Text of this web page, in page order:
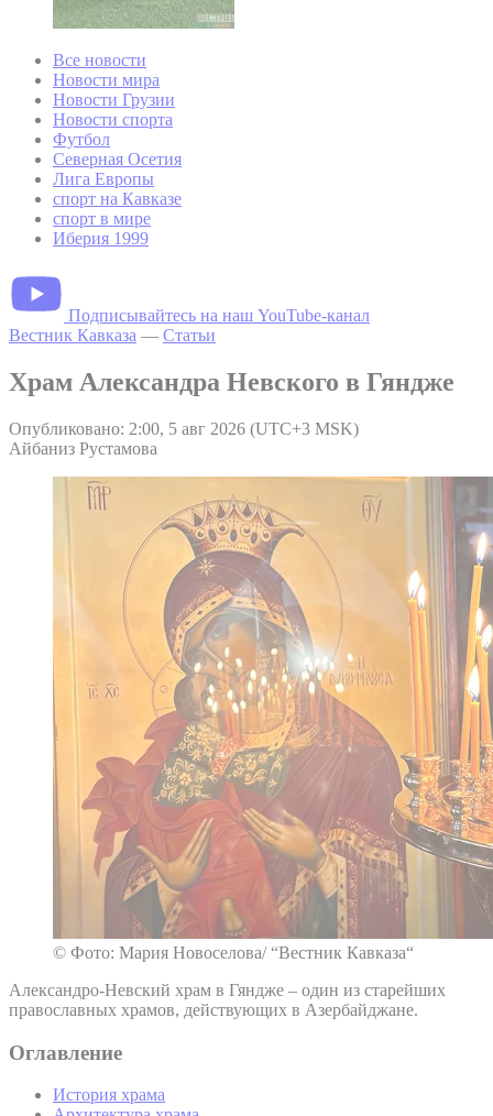
Все новости
Новости мира
Новости Грузии
Новости спорта
Футбол
Северная Осетия
Лига Европы
спорт на Кавказе
спорт в мире
Иберия 1999
Подписывайтесь на наш YouTube-канал
Вестник Кавказа — Статьи
Храм Александра Невского в Гяндже
Опубликовано: 2:00, 5 авг 2026 (UTC+3 MSK)
Айбаниз Рустамова
© Фото: Мария Новоселова/ “Вестник Кавказа“
Александро-Невский храм в Гяндже – один из старейших
православных храмов, действующих в Азербайджане.
Оглавление
История храма